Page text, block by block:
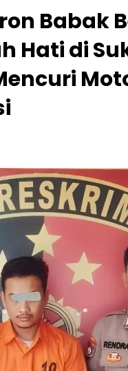
Babak
Hati di